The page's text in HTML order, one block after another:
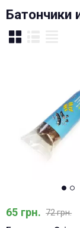
Батончики
65 грн. 72 грн.